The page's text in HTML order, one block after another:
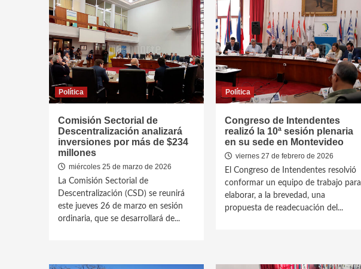
Política
Comisión Sectorial de
Descentralización analizará
inversiones por más de $234
millones
miércoles 25 de marzo de 2026
La Comisión Sectorial de
Descentralización (CSD) se reunirá
este jueves 26 de marzo en sesión
ordinaria, que se desarrollará de...
Política
Congreso de Intendentes
realizó la 10ª sesión plenaria
en su sede en Montevideo
viernes 27 de febrero de 2026
El Congreso de Intendentes resolvió
conformar un equipo de trabajo para
elaborar, a la brevedad, una
propuesta de readecuación del...